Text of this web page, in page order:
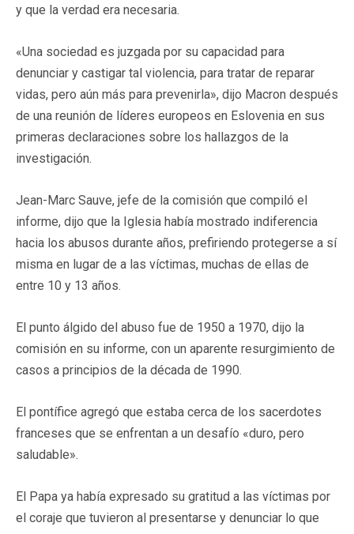
y que la verdad era necesaria.
«Una sociedad es juzgada por su capacidad para
denunciar y castigar tal violencia, para tratar de reparar
vidas, pero aún más para prevenirla», dijo Macron después
de una reunión de líderes europeos en Eslovenia en sus
primeras declaraciones sobre los hallazgos de la
investigación.
Jean-Marc Sauve, jefe de la comisión que compiló el
informe, dijo que la Iglesia había mostrado indiferencia
hacia los abusos durante años, prefiriendo protegerse a sí
misma en lugar de a las víctimas, muchas de ellas de
entre 10 y 13 años.
El punto álgido del abuso fue de 1950 a 1970, dijo la
comisión en su informe, con un aparente resurgimiento de
casos a principios de la década de 1990.
El pontífice agregó que estaba cerca de los sacerdotes
franceses que se enfrentan a un desafío «duro, pero
saludable».
El Papa ya había expresado su gratitud a las víctimas por
el coraje que tuvieron al presentarse y denunciar lo que